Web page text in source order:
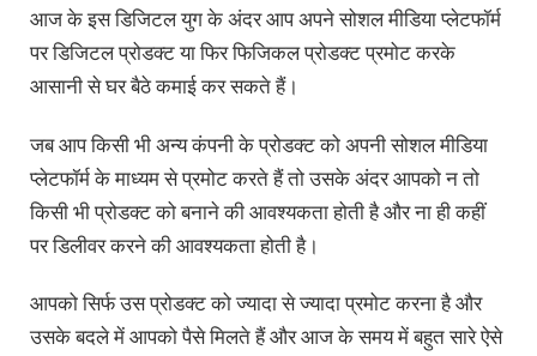
आज के इस डिजिटल युग के अंदर आप अपने सोशल मीडिया प्लेटफॉर्म
पर डिजिटल प्रोडक्ट या फिर फिजिकल प्रोडक्ट प्रमोट करके
आसानी से घर बैठे कमाई कर सकते हैं।
जब आप किसी भी अन्य कंपनी के प्रोडक्ट को अपनी सोशल मीडिया
प्लेटफॉर्म के माध्यम से प्रमोट करते हैं तो उसके अंदर आपको न तो
किसी भी प्रोडक्ट को बनाने की आवश्यकता होती है और ना ही कहीं
पर डिलीवर करने की आवश्यकता होती है।
आपको सिर्फ उस प्रोडक्ट को ज्यादा से ज्यादा प्रमोट करना है और
उसके बदले में आपको पैसे मिलते हैं और आज के समय में बहुत सारे ऐसे